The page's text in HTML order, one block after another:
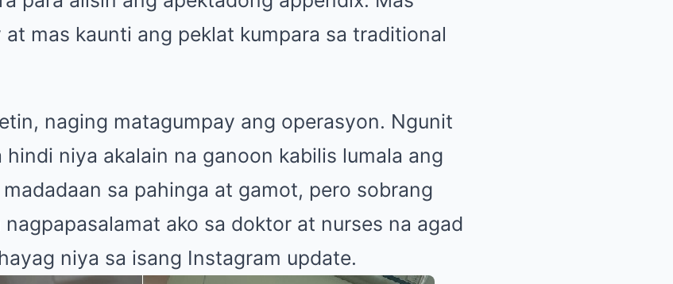
mas kaunti ang peklat kumpara sa traditional
naging matagumpay ang operasyon. Ngunit
hindi niya akalain na ganoon kabilis lumala ang
madadaan sa pahinga at gamot, pero sobrang
ako sa doktor at nurses na agad
niya sa isang Instagram update.